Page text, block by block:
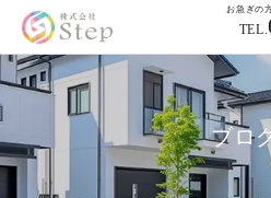
お急ぎの
TEL.
ブロ